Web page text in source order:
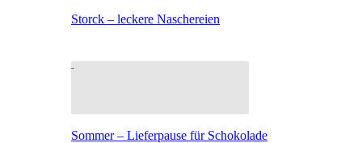
Storck – leckere Naschereien
Sommer – Lieferpause für Schokolade